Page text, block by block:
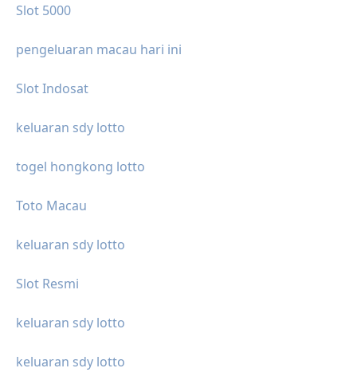
Slot 5000
pengeluaran macau hari ini
Slot Indosat
keluaran sdy lotto
togel hongkong lotto
Toto Macau
keluaran sdy lotto
Slot Resmi
keluaran sdy lotto
keluaran sdy lotto